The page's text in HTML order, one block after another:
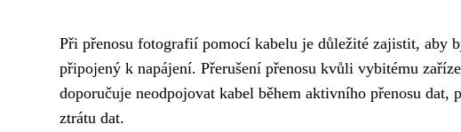
Při přenosu fotografií pomocí kabelu je důležité zajistit, aby
připojený k napájení. Přerušení přenosu kvůli vybitému
doporučuje neodpojovat kabel během aktivního přenosu
ztrátu dat.